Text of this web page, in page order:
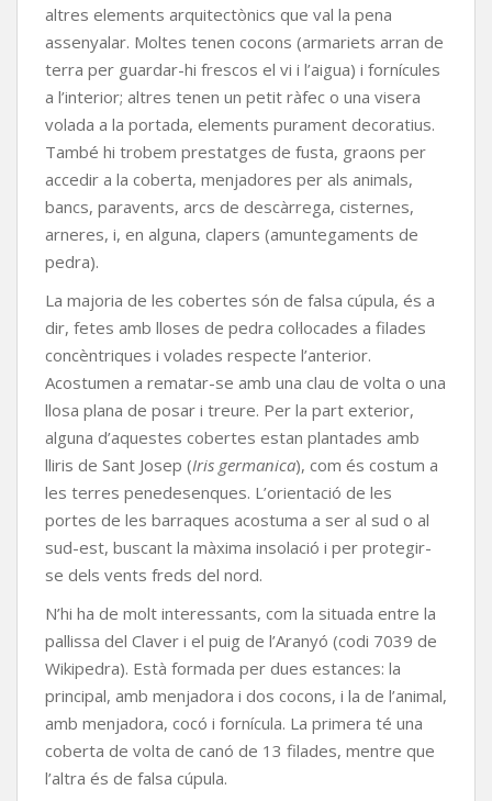
altres elements arquitectònics que val la pena
assenyalar. Moltes tenen cocons (armariets arran de
terra per guardar-hi frescos el vi i l’aigua) i fornícules
a l’interior; altres tenen un petit ràfec o una visera
volada a la portada, elements purament decoratius.
També hi trobem prestatges de fusta, graons per
accedir a la coberta, menjadores per als animals,
bancs, paravents, arcs de descàrrega, cisternes,
arneres, i, en alguna, clapers (amuntegaments de
pedra).
La majoria de les cobertes són de falsa cúpula, és a
dir, fetes amb lloses de pedra col·locades a filades
concèntriques i volades respecte l’anterior.
Acostumen a rematar-se amb una clau de volta o una
llosa plana de posar i treure. Per la part exterior,
alguna d’aquestes cobertes estan plantades amb
lliris de Sant Josep (Iris germanica), com és costum a
les terres penedesenques. L’orientació de les
portes de les barraques acostuma a ser al sud o al
sud-est, buscant la màxima insolació i per protegir-
se dels vents freds del nord.
N’hi ha de molt interessants, com la situada entre la
pallissa del Claver i el puig de l’Aranyó (codi 7039 de
Wikipedra). Està formada per dues estances: la
principal, amb menjadora i dos cocons, i la de l’animal,
amb menjadora, cocó i fornícula. La primera té una
coberta de volta de canó de 13 filades, mentre que
l’altra és de falsa cúpula.